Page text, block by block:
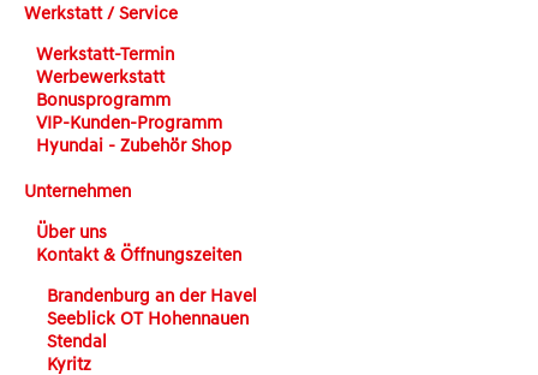
Werkstatt / Service
Werkstatt-Termin
Werbewerkstatt
Bonusprogramm
VIP-Kunden-Programm
Hyundai - Zubehör Shop
Unternehmen
Über uns
Kontakt & Öffnungszeiten
Brandenburg an der Havel
Seeblick OT Hohennauen
Stendal
Kyritz